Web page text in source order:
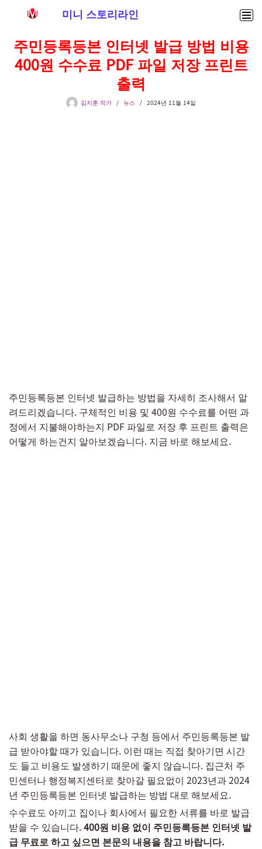
텐
츠
미니 스토리라인
주민등록등본 인터넷 발급 방법 비용
400원 수수료 PDF 파일 저장 프린트
출력
김지훈 작가 뉴스 2024년 11월 14일
주민등록등본 인터넷 발급하는 방법을 자세히 조사해서 알
려드리겠습니다. 구체적인 비용 및 400원 수수료를 어떤 과
정에서 지불해야하는지 PDF 파일로 저장 후 프린트 출력은
어떻게 하는건지 알아보겠습니다. 지금 바로 해보세요.
사회 생활을 하면 동사무소나 구청 등에서 주민등록등본 발
급 받아야할 때가 있습니다. 이런 때는 직접 찾아기면 시간
도 들고 비용도 발생하기 때문에 좋지 않습니다. 집근처 주
민센터나 행정복지센터로 찾아갈 필요없이 2023년과 2024
년 주민등록등본 인터넷 발급하는 방법 대로 해보세요.
수수료도 아끼고 집이나 회사에서 필요한 서류를 바로 발급
받을 수 있습니다.400원 비용 없이 주민등록등본 인터넷 발
급 무료로 하고 싶으면 본문의 내용을 참고 바랍니다.